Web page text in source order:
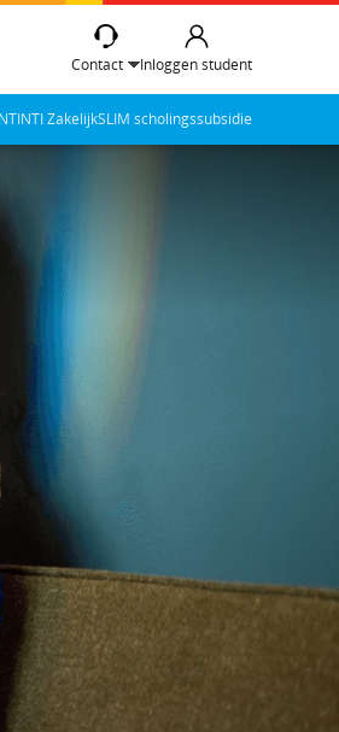
Contact Inloggen student
NTI ZakelijkSLIM scholingssubsidie